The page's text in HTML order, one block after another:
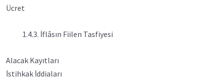
Ücret
1.4.3. İflâsın Fiilen Tasfiyesi
Alacak Kayıtları
İstihkak İddiaları